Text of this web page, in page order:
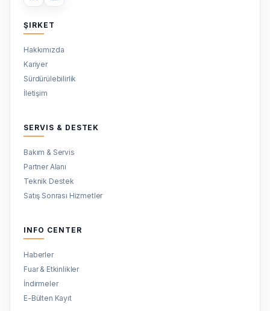
ŞIRKET
Hakkımızda
Kariyer
Sürdürülebilirlik
İletişim
SERVIS & DESTEK
Bakım & Servis
Partner Alanı
Teknik Destek
Satış Sonrası Hizmetler
INFO CENTER
Haberler
Fuar & Etkinlikler
İndirmeler
E-Bülten Kayıt